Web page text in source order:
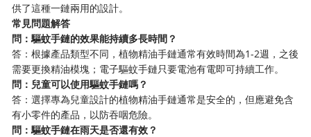
供了這種一鏈兩用的設計。
常見問題解答
問：驅蚊手鏈的效果能持續多長時間？
答：根據產品類型不同，植物精油手鏈通常有效時間為1-2週，之後
需要更換精油模塊；電子驅蚊手鏈只要電池有電即可持續工作。
問：兒童可以使用驅蚊手鏈嗎？
答：選擇專為兒童設計的植物精油手鏈通常是安全的，但應避免含
有小零件的產品，以防吞咽危險。
問：驅蚊手鏈在雨天是否還有效？